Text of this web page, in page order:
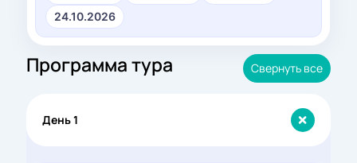
24.10.2026
Программа тура Свернуть все
День 1